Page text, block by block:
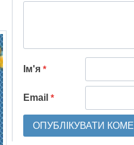
Ім'я *
Email *